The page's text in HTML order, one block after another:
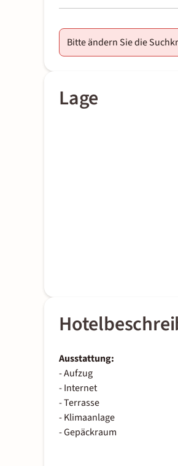
01-02
Bitte ändern Sie die
Lage
Ausstattung:
- Aufzug
- Internet
- Terrasse
- Klimaanlage
- Gepäckraum